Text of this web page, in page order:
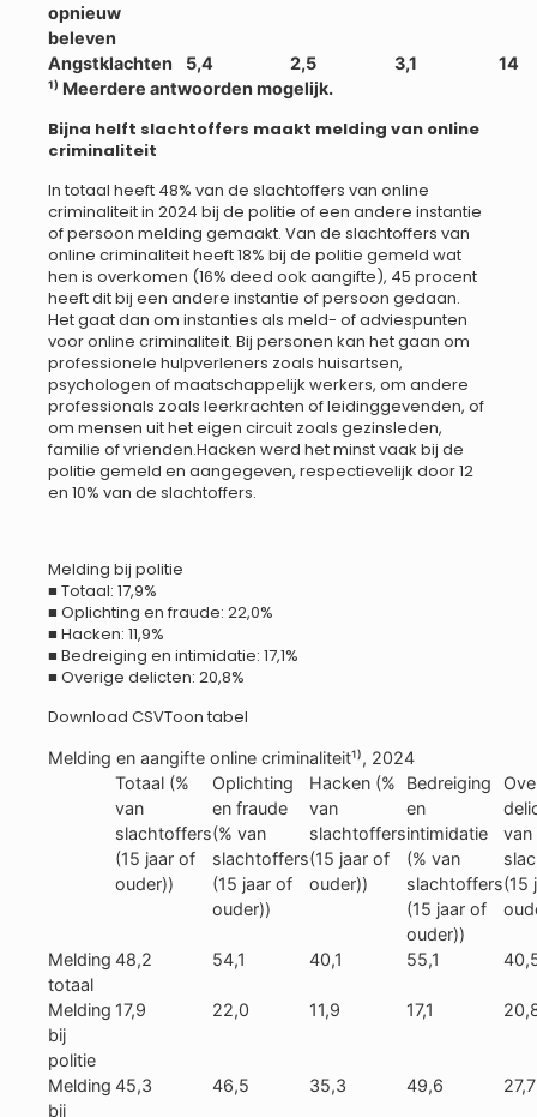
opnieuw
beleven
Angstklachten 5,4 2,5 3,1
14
¹⁾ Meerdere antwoorden mogelijk.
Bijna helft slachtoffers maakt melding van online
criminaliteit
In totaal heeft 48% van de slachtoffers van online
criminaliteit in 2024 bij de politie of een andere instantie
of persoon melding gemaakt. Van de slachtoffers van
online criminaliteit heeft 18% bij de politie gemeld wat
hen is overkomen (16% deed ook aangifte), 45 procent
heeft dit bij een andere instantie of persoon gedaan.
Het gaat dan om instanties als meld- of adviespunten
voor online criminaliteit. Bij personen kan het gaan om
professionele hulpverleners zoals huisartsen,
psychologen of maatschappelijk werkers, om andere
professionals zoals leerkrachten of leidinggevenden, of
om mensen uit het eigen circuit zoals gezinsleden,
familie of vrienden.Hacken werd het minst vaak bij de
politie gemeld en aangegeven, respectievelijk door 12
en 10% van de slachtoffers.
Melding bij politie
■ Totaal: 17,9%
■ Oplichting en fraude: 22,0%
■ Hacken: 11,9%
■ Bedreiging en intimidatie: 17,1%
■ Overige delicten: 20,8%
Download CSVToon tabel
Melding en aangifte online criminaliteit¹⁾, 2024
Totaal (%
van
slachtoffers
(15 jaar of
ouder))
Oplichting
en fraude
(% van
slachtoffers
(15 jaar of
ouder))
Hacken (%
van
slachtoffers
(15 jaar of
ouder))
Bedreiging
en
intimidatie
(% van
slachtoffers
(15 jaar of
ouder))
van
(15
Melding
totaal
48,2 54,1 40,1 55,1
Melding
bij
politie
17,9 22,0 11,9 17,1
Melding
bij
45,3 46,5 35,3 49,6 27,7